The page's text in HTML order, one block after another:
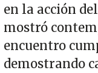
en la acción
mostró
encuentro
demostrando